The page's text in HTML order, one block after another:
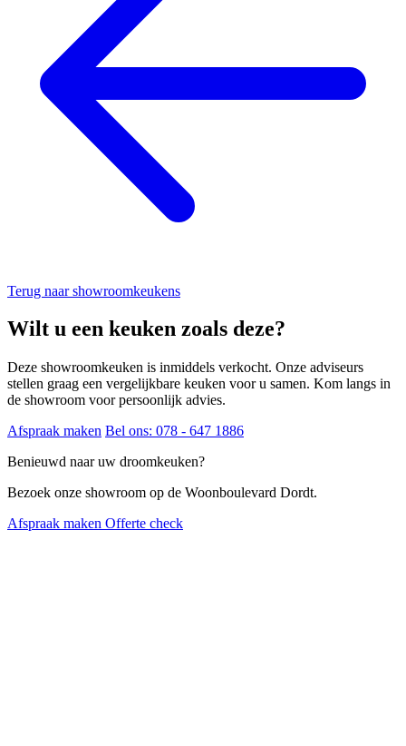
Terug naar showroomkeukens
Wilt u een keuken zoals deze?
Deze showroomkeuken is inmiddels verkocht. Onze adviseurs
stellen graag een vergelijkbare keuken voor u samen. Kom langs in
de showroom voor persoonlijk advies.
Afspraak maken Bel ons: 078 - 647 1886
Benieuwd naar uw droomkeuken?
Bezoek onze showroom op de Woonboulevard Dordt.
Afspraak maken Offerte check